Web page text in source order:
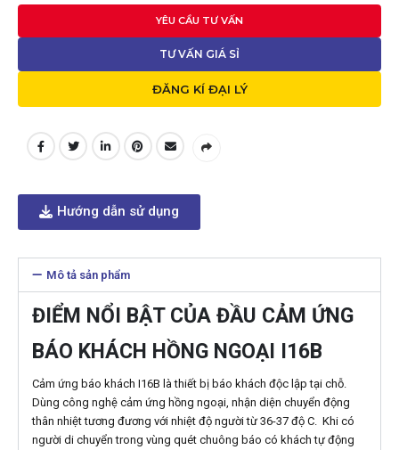
YÊU CẦU TƯ VẤN
TƯ VẤN GIÁ SỈ
ĐĂNG KÍ ĐẠI LÝ
Hướng dẫn sử dụng
Mô tả sản phẩm
ĐIỂM NỔI BẬT CỦA ĐẦU CẢM ỨNG
BÁO KHÁCH HỒNG NGOẠI I16B
Cảm ứng báo khách I16B là thiết bị báo khách độc lập tại chỗ.
Dùng công nghệ cảm ứng hồng ngoại, nhận diện chuyển động
thân nhiệt tương đương với nhiệt độ người từ 36-37 độ C. Khi có
người di chuyển trong vùng quét chuông báo có khách tự động